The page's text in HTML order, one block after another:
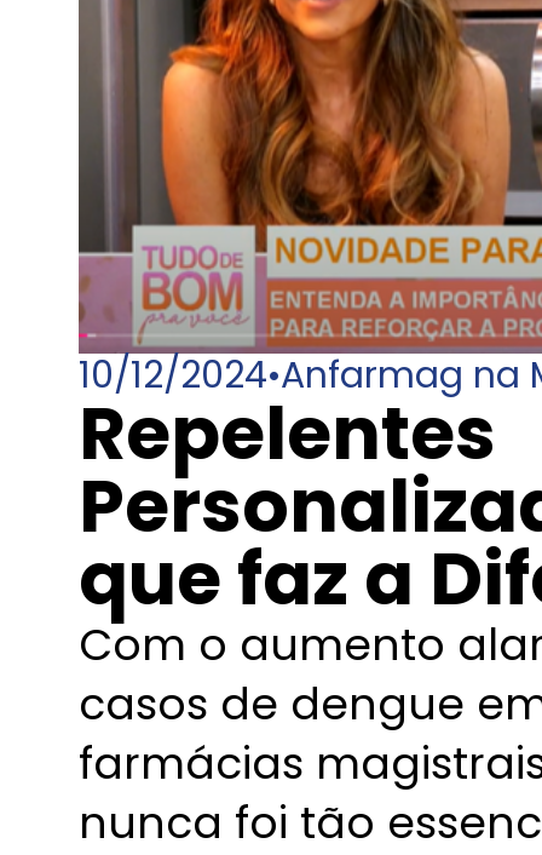
10/12/2024•Anfarmag na
Repelentes
que faz a
Com o aumento
casos de dengue
farmácias
nunca foi tão